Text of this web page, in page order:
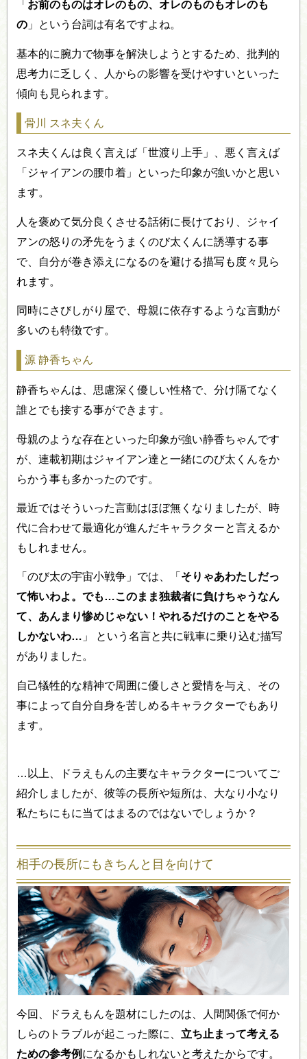
「 お前のものはオレのもの、オレのものもオレのも
の 」という台詞は有名ですよね。
基本的に腕力で物事を解決しようとするため、批判的
思考力に乏しく、人からの影響を受けやすいといった
傾向も見られます。
骨川 スネ夫くん
スネ夫くんは良く言えば「世渡り上手」、悪く言えば
「ジャイアンの腰巾着」といった印象が強いかと思い
ます。
人を褒めて気分良くさせる話術に長けており、ジャイ
アンの怒りの矛先をうまくのび太くんに誘導する事
で、自分が巻き添えになるのを避ける描写も度々見ら
れます。
同時にさびしがり屋で、母親に依存するような言動が
多いのも特徴です。
源 静香ちゃん
静香ちゃんは、思慮深く優しい性格で、分け隔てなく
誰とでも接する事ができます。
母親のような存在といった印象が強い静香ちゃんです
が、連載初期はジャイアン達と一緒にのび太くんをか
らかう事も多かったのです。
最近ではそういった言動はほぼ無くなりましたが、時
代に合わせて最適化が進んだキャラクターと言えるか
もしれません。
「のび太の宇宙小戦争」では、「 そりゃあわたしだっ
て怖いわよ。でも…このまま独裁者に負けちゃうなん
て、あんまり惨めじゃない！やれるだけのことをやる
しかないわ… 」 という名言と共に戦車に乗り込む描写
がありました。
自己犠牲的な精神で周囲に優しさと愛情を与え、その
事によって自分自身を苦しめるキャラクターでもあり
ます。
…以上、ドラえもんの主要なキャラクターについてご
紹介しましたが、彼等の長所や短所は、大なり小なり
私たちにもに当てはまるのではないでしょうか？
相手の長所にもきちんと目を向けて
今回、ドラえもんを題材にしたのは、人間関係で何か
しらのトラブルが起こった際に、 立ち止まって考える
ための参考例 になるかもしれないと考えたからです。